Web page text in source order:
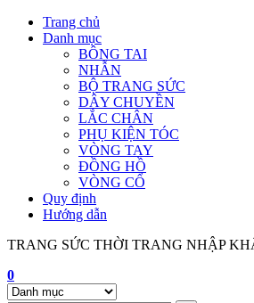
Skip
Trang chủ
Danh mục
BÔNG TAI
NHẪN
BỘ TRANG SỨC
DÂY CHUYỀN
LẮC CHÂN
PHỤ KIỆN TÓC
VÒNG TAY
ĐỒNG HỒ
VÒNG CỔ
Quy định
Hướng dẫn
TRANG SỨC THỜI TRANG NHẬP
0